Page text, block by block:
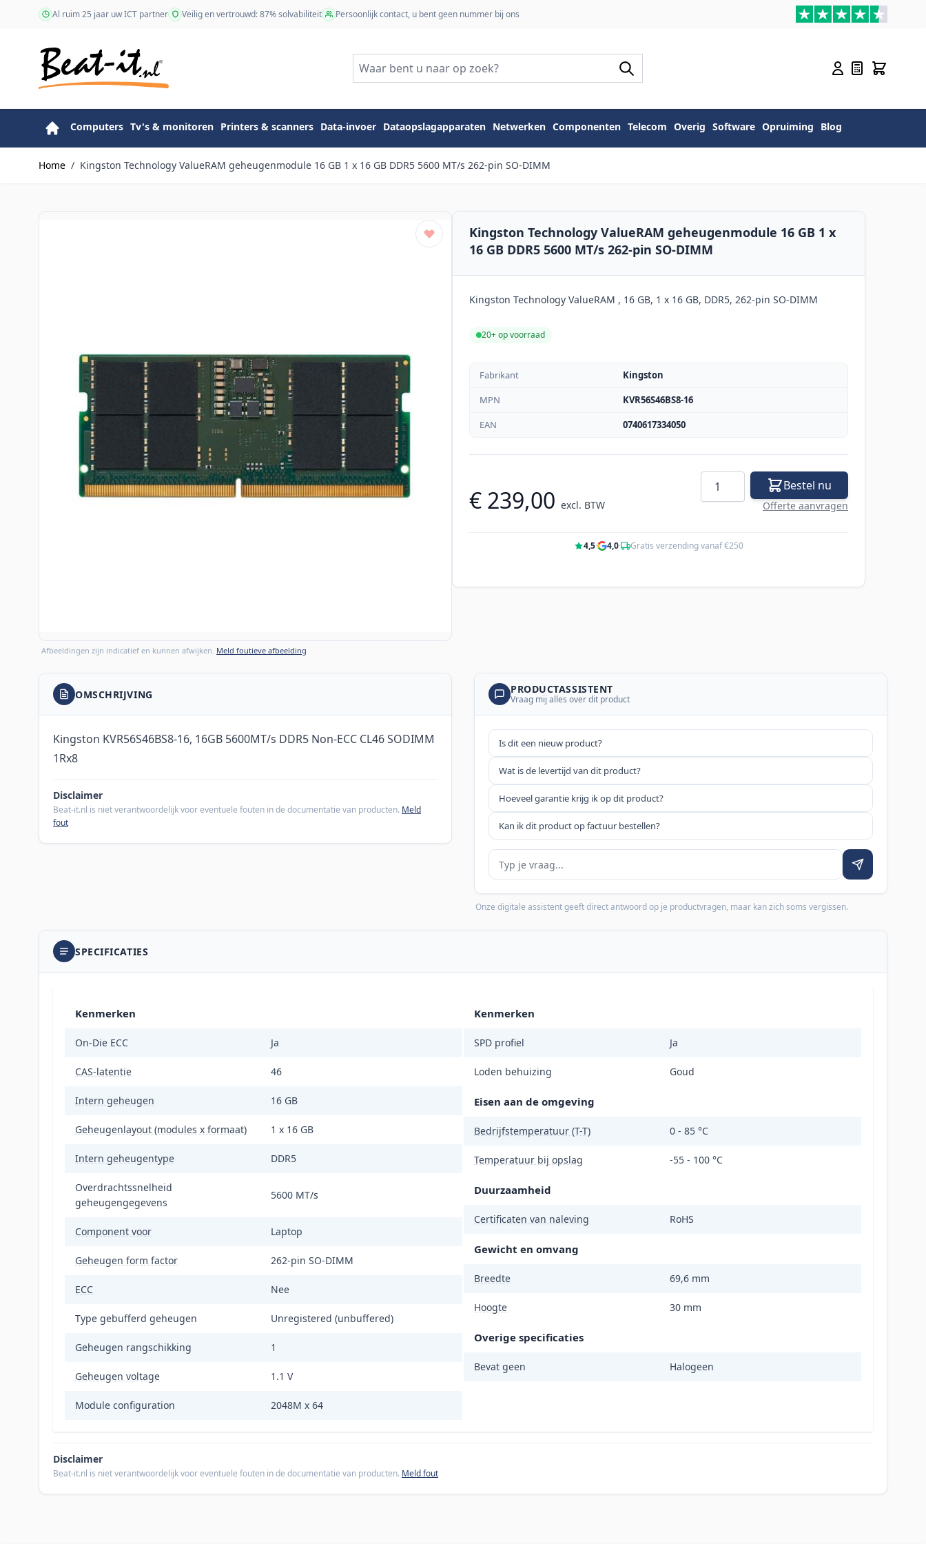
Ga naar de inhoudAl ruim 25 jaar uw ICT partner Veilig en vertrouwd: 87% solvabiliteit Persoonlijk contact, u bent geen nummer bij ons
Computers Tv's & monitoren Printers & scanners Data-invoer Dataopslagapparaten Netwerken Componenten Telecom Overig Software Opruiming Blog
Home / Kingston Technology ValueRAM geheugenmodule 16 GB 1 x 16 GB DDR5 5600 MT/s 262-pin SO-DIMM
Afbeeldingen zijn indicatief en kunnen afwijken. Meld foutieve afbeelding
Kingston Technology ValueRAM geheugenmodule 16 GB 1 x
16 GB DDR5 5600 MT/s 262-pin SO-DIMM
Kingston Technology ValueRAM , 16 GB, 1 x 16 GB, DDR5, 262-pin SO-DIMM
20+ op voorraad
Fabrikant
Kingston
MPN
KVR56S46BS8-16
EAN
0740617334050
€ 239,00 excl. BTW
Aantal Bestel nu
Offerte aanvragen
4,5· 4,0· Gratis verzending vanaf €250
OMSCHRIJVING
Kingston KVR56S46BS8-16, 16GB 5600MT/s DDR5 Non-ECC CL46 SODIMM
1Rx8
Disclaimer
Beat-it.nl is niet verantwoordelijk voor eventuele fouten in de documentatie van producten. Meld
fout
PRODUCTASSISTENT
Vraag mij alles over dit product
Is dit een nieuw product?
Wat is de levertijd van dit product?
Hoeveel garantie krijg ik op dit product?
Kan ik dit product op factuur bestellen?
Je vraag
Onze digitale assistent geeft direct antwoord op je productvragen, maar kan zich soms vergissen.
SPECIFICATIES
Kenmerken
On-Die ECC Ja
CAS-latentie 46
Intern geheugen 16 GB
Geheugenlayout (modules x formaat) 1 x 16 GB
Intern geheugentype DDR5
Overdrachtssnelheid
geheugengegevens
5600 MT/s
Component voor Laptop
Geheugen form factor 262-pin SO-DIMM
ECC Nee
Type gebufferd geheugen Unregistered (unbuffered)
Geheugen rangschikking 1
Geheugen voltage 1.1 V
Module configuration 2048M x 64
Kenmerken
SPD profiel Ja
Loden behuizing Goud
Eisen aan de omgeving
Bedrijfstemperatuur (T-T) 0 - 85 °C
Temperatuur bij opslag -55 - 100 °C
Duurzaamheid
Certificaten van naleving RoHS
Gewicht en omvang
Breedte 69,6 mm
Hoogte 30 mm
Overige specificaties
Bevat geen Halogeen
Disclaimer
Beat-it.nl is niet verantwoordelijk voor eventuele fouten in de documentatie van producten. Meld fout